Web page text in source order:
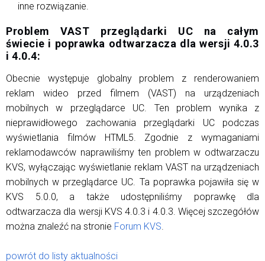
inne rozwiązanie.
Problem VAST przeglądarki UC na całym
świecie i poprawka odtwarzacza dla wersji 4.0.3
i 4.0.4:
Obecnie występuje globalny problem z renderowaniem
reklam wideo przed filmem (VAST) na urządzeniach
mobilnych w przeglądarce UC. Ten problem wynika z
nieprawidłowego zachowania przeglądarki UC podczas
wyświetlania filmów HTML5. Zgodnie z wymaganiami
reklamodawców naprawiliśmy ten problem w odtwarzaczu
KVS, wyłączając wyświetlanie reklam VAST na urządzeniach
mobilnych w przeglądarce UC. Ta poprawka pojawiła się w
KVS 5.0.0, a także udostępniliśmy poprawkę dla
odtwarzacza dla wersji KVS 4.0.3 i 4.0.3. Więcej szczegółów
można znaleźć na stronie Forum KVS.
powrót do listy aktualności